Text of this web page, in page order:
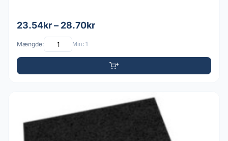
23.54kr – 28.70kr
Mængde: Min: 1